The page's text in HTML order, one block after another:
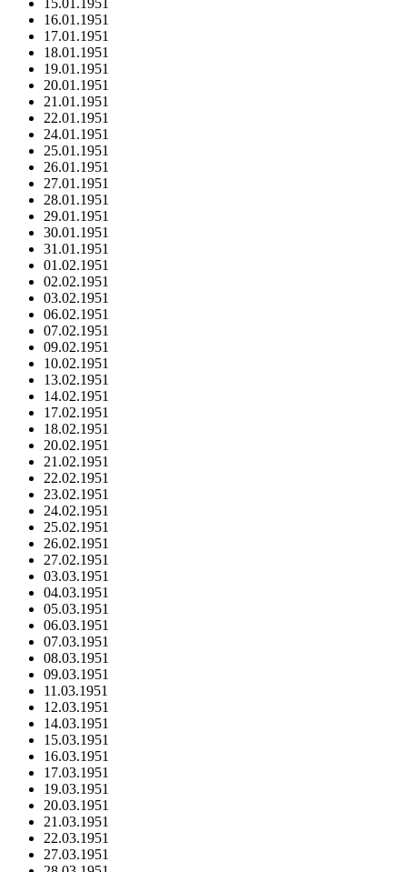
15.01.1951
16.01.1951
17.01.1951
18.01.1951
19.01.1951
20.01.1951
21.01.1951
22.01.1951
24.01.1951
25.01.1951
26.01.1951
27.01.1951
28.01.1951
29.01.1951
30.01.1951
31.01.1951
01.02.1951
02.02.1951
03.02.1951
06.02.1951
07.02.1951
09.02.1951
10.02.1951
13.02.1951
14.02.1951
17.02.1951
18.02.1951
20.02.1951
21.02.1951
22.02.1951
23.02.1951
24.02.1951
25.02.1951
26.02.1951
27.02.1951
03.03.1951
04.03.1951
05.03.1951
06.03.1951
07.03.1951
08.03.1951
09.03.1951
11.03.1951
12.03.1951
14.03.1951
15.03.1951
16.03.1951
17.03.1951
19.03.1951
20.03.1951
21.03.1951
22.03.1951
27.03.1951